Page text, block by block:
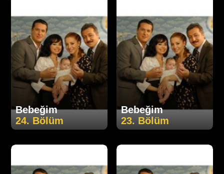
Bebeğim
24. Bölüm
Bebeğim
23. Bölüm